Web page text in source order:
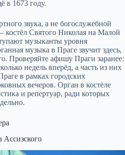
в 1673 году.
звука, а не богослужебной
Святого Николая на Малой
музыканты уровня
музыка в Праге звучит здесь,
Проверяйте афишу Праги заранее:
недель вперёд, а часть из них
в рамках городских
вечеров. Орган в костёле
и репертуар, ради которых
Ассизского